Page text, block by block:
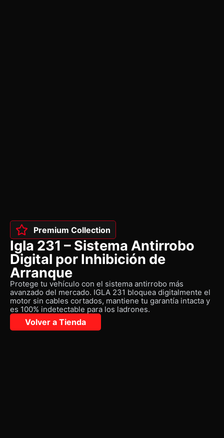
Premium Collection
Igla 231 – Sistema Antirrobo
Digital por Inhibición de
Arranque
Protege tu vehículo con el sistema antirrobo más
avanzado del mercado. IGLA 231 bloquea digitalmente el
motor sin cables cortados, mantiene tu garantía intacta y
es 100% indetectable para los ladrones.
Volver a Tienda